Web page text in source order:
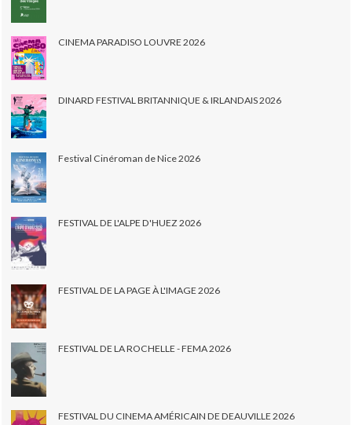
CINEMA PARADISO LOUVRE 2026
DINARD FESTIVAL BRITANNIQUE & IRLANDAIS 2026
Festival Cinéroman de Nice 2026
FESTIVAL DE L'ALPE D'HUEZ 2026
FESTIVAL DE LA PAGE À L'IMAGE 2026
FESTIVAL DE LA ROCHELLE - FEMA 2026
FESTIVAL DU CINEMA AMÉRICAIN DE DEAUVILLE 2026